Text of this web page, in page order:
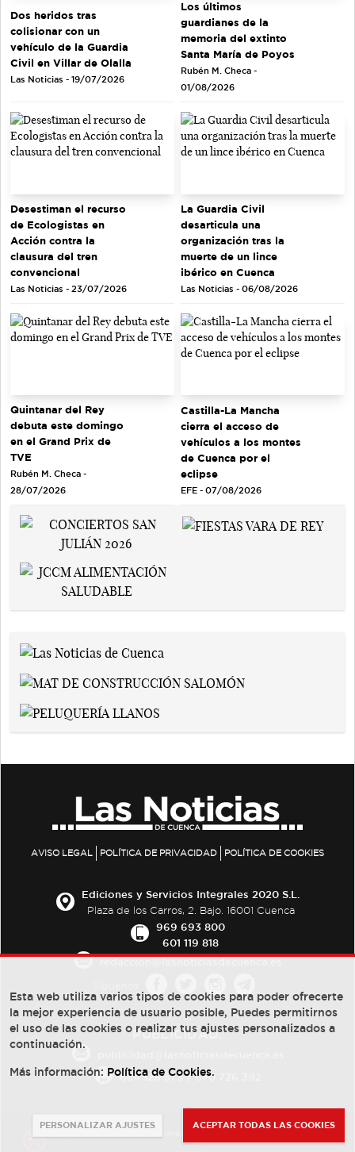
Dos heridos tras
colisionar con un
vehículo de la Guardia
Civil en Villar de Olalla
Las Noticias - 19/07/2026
Los últimos
guardianes de la
memoria del extinto
Santa María de Poyos
Rubén M. Checa -
01/08/2026
Desestiman el recurso
de Ecologistas en
Acción contra la
clausura del tren
convencional
Las Noticias - 23/07/2026
La Guardia Civil
desarticula una
organización tras la
muerte de un lince
ibérico en Cuenca
Las Noticias - 06/08/2026
Quintanar del Rey
debuta este domingo
en el Grand Prix de
TVE
Rubén M. Checa -
28/07/2026
Castilla-La Mancha
cierra el acceso de
vehículos a los montes
de Cuenca por el
eclipse
EFE - 07/08/2026
AVISO LEGAL POLÍTICA DE PRIVACIDAD POLÍTICA DE COOKIES
Ediciones y Servicios Integrales 2020 S.L.
Plaza de los Carros, 2. Bajo. 16001 Cuenca
969 693 800
601 119 818
PUBLICIDAD:
684 126 573/670 726 392
Esta web utiliza varios tipos de cookies para poder ofrecerte
la mejor experiencia de usuario posible, Puedes permitirnos
el uso de las cookies o realizar tus ajustes personalizados a
continuación.
Más información: Política de Cookies.
PERSONALIZAR AJUSTES ACEPTAR TODAS LAS COOKIES